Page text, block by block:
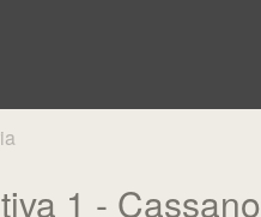
1 - Cassano